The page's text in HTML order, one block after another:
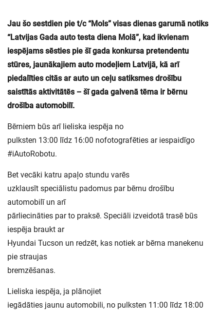
Jau šo sestdien pie t/c “Mols” visas dienas garumā notiks
“Latvijas Gada auto testa diena Molā”, kad ikvienam
iespējams sēsties pie šī gada konkursa pretendentu
stūres, jaunākajiem auto modeļiem Latvijā, kā arī
piedalīties citās ar auto un ceļu satiksmes drošību
saistītās aktivitātēs – šī gada galvenā tēma ir bērnu
drošība automobilī.
Bērniem būs arī lieliska iespēja no
pulksten 13:00 līdz 16:00 nofotografēties ar iespaidīgo
#iAutoRobotu.
Bet vecāki katru apaļo stundu varēs
uzklausīt speciālistu padomus par bērnu drošību
automobilī un arī
pārliecināties par to praksē. Speciāli izveidotā trasē būs
iespēja braukt ar
Hyundai Tucson un redzēt, kas notiek ar bērna manekenu
pie straujas
bremzēšanas.
Lieliska iespēja, ja plānojiet
iegādāties jaunu automobili, no pulksten 11:00 līdz 18:00